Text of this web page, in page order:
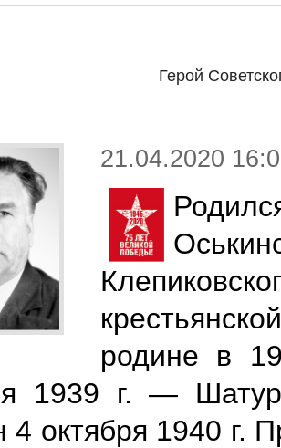
Герой
21.04.2020
родине в
1939 г. —
4 октября 1940 г.